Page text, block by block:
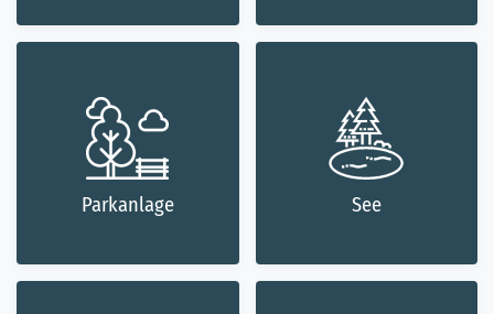
Parkanlage See